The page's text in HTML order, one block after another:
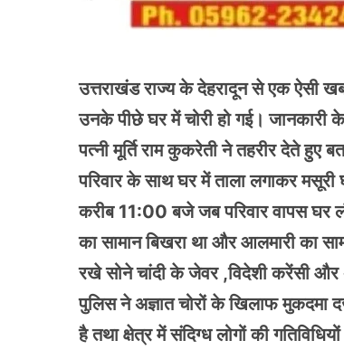
उत्तराखंड राज्य के देहरादून से एक ऐसी
उनके पीछे घर में चोरी हो गई। जानकारी
पत्नी मूर्ति राम कुकरेती ने तहरीर देते
परिवार के साथ घर में ताला लगाकर
करीब 11:00 बजे जब परिवार वापस घर
का सामान बिखरा था और आलमारी का
रखे सोने चांदी के जेवर ,विदेशी करेंसी और
पुलिस ने अज्ञात चोरों के खिलाफ मुकदमा
है तथा क्षेत्र में संदिग्ध लोगों की